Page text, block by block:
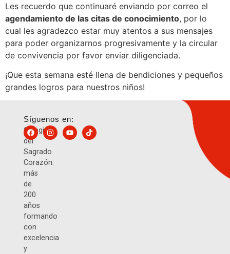
Les recuerdo que continuaré enviando por correo el
agendamiento de las citas de conocimiento, por lo
cual les agradezco estar muy atentos a sus mensajes
para poder organizarnos progresivamente y la circular
de convivencia por favor enviar diligenciada.
¡Que esta semana esté llena de bendiciones y pequeños
grandes logros para nuestros niños!
Colegio
del
Sagrado
Corazón:
más
de
200
años
formando
con
excelencia
y
Síguenos en: